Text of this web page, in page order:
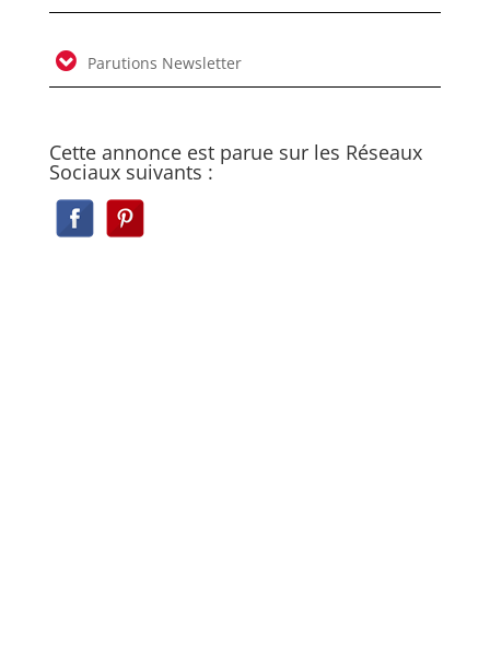
Parutions Newsletter
Cette annonce est parue sur les Réseaux
Sociaux suivants :